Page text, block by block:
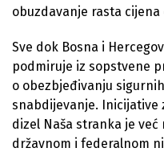
obuzdavanje rasta
Sve dok Bosna i
podmiruje iz sopstvene
o obezbjeđivanju
snabdijevanje. Inicijative
dizel Naša stranka je
državnom i federalnom